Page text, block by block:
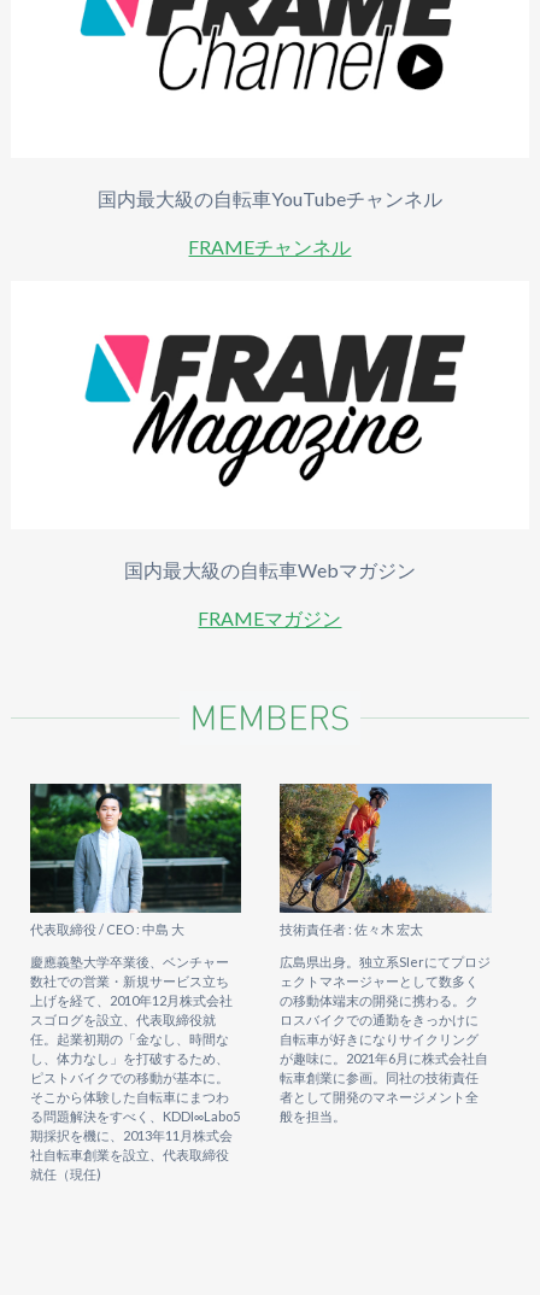
国内最大級の自転車YouTubeチャンネル
FRAMEチャンネル
国内最大級の自転車Webマガジン
FRAMEマガジン
代表取締役 / CEO : 中島 大
慶應義塾大学卒業後、ベンチャー
数社での営業・新規サービス立ち
上げを経て、2010年12月株式会社
スゴログを設立、代表取締役就
任。起業初期の「金なし、時間な
し、体力なし」を打破するため、
ピストバイクでの移動が基本に。
そこから体験した自転車にまつわ
る問題解決をすべく、KDDI∞Labo5
期採択を機に、2013年11月株式会
社自転車創業を設立、代表取締役
就任（現任)
技術責任者 : 佐々木 宏太
広島県出身。独立系SIerにてプロジ
ェクトマネージャーとして数多く
の移動体端末の開発に携わる。ク
ロスバイクでの通勤をきっかけに
自転車が好きになりサイクリング
が趣味に。2021年6月に株式会社自
転車創業に参画。同社の技術責任
者として開発のマネージメント全
般を担当。